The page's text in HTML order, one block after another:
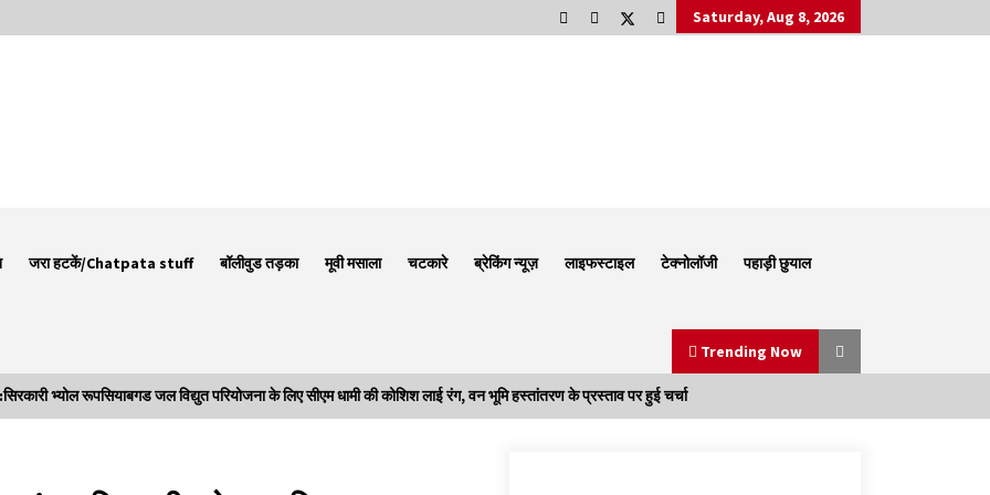
Saturday, Aug 8, 2026
जरा हटकें/Chatpata stuff बॉलीवुड तड़का मूवी मसाला चटकारे ब्रेकिंग न्यूज़ लाइफस्टाइल टेक्नोलॉजी पहाड़ी छुयाल
Trending Now
भ्योल रूपसियाबगड जल विद्युत परियोजना के लिए सीएम धामी की कोशिश लाई रंग, वन भूमि हस्तांतरण के प्रस्ताव पर हुई चर्चा